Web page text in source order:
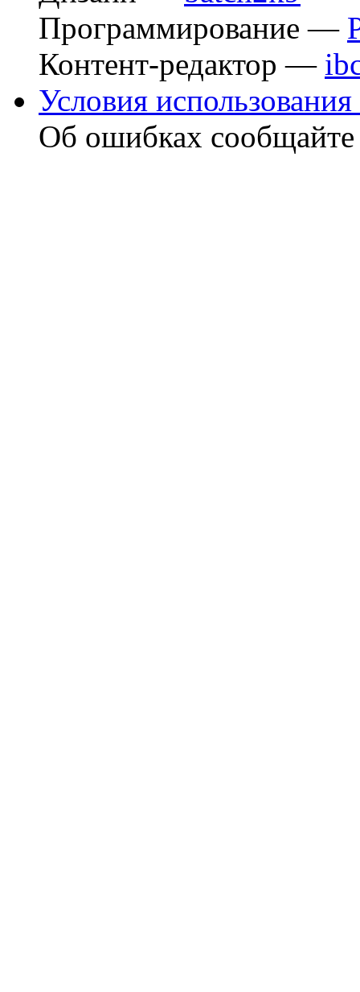
Программирование —
Контент-редактор —
Условия использования
Об ошибках